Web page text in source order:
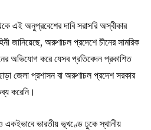
এই অনুপ্রবেশের দাবি সরাসরি অস্বীকার
জানিয়েছে, অরুণাচল প্রদেশে চীনের সামরিক
অভিযোগ করে যেসব প্রতিবেদন প্রকাশিত
জেলা প্রশাসন বা অরুণাচল প্রদেশ সরকার
করেনি।
ভারতীয় ভূখণ্ডে ঢুকে স্থানীয়